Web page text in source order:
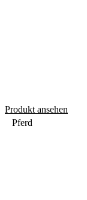
Produkt ansehen
Pferd